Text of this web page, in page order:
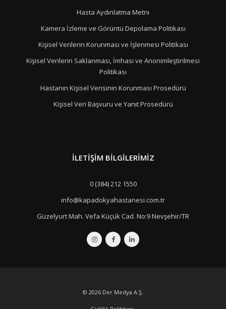
Hasta Aydınlatma Metni
Kamera İzleme ve Görüntü Depolama Politikası
Kişisel Verilerin Korunması ve İşlenmesi Politikası
Kişisel Verilerin Saklanması, İmhası ve Anonimleştirilmesi
Politikası
Hastanın Kişisel Verisinin Korunması Prosedürü
Kişisel Veri Başvuru ve Yanıt Prosedürü
İLETIŞIM BILGILERIMIZ
0 (384) 212 1550
info@kapadokyahastanesi.com.tr
Güzelyurt Mah. Vefa Küçük Cad. No:9 Nevşehir/TR
© 2026 Der Medya A.Ş.